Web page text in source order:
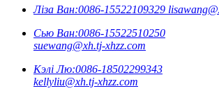
Ліза Ван:0086-15522109329
Сью Ван:0086-15522510250
suewang@xh.tj-xhzz.com
Кэлі Лю:0086-18502299343
kellyliu@xh.tj-xhzz.com